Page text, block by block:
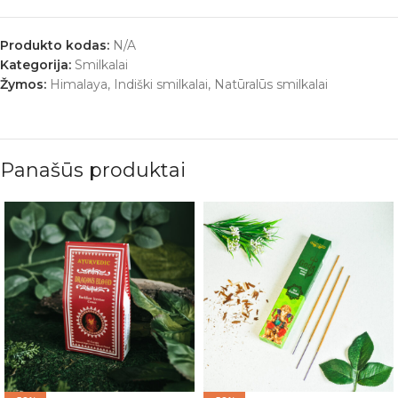
Produkto kodas: N/A
Kategorija: Smilkalai
Žymos: Himalaya, Indiški smilkalai, Natūralūs smilkalai
Panašūs produktai